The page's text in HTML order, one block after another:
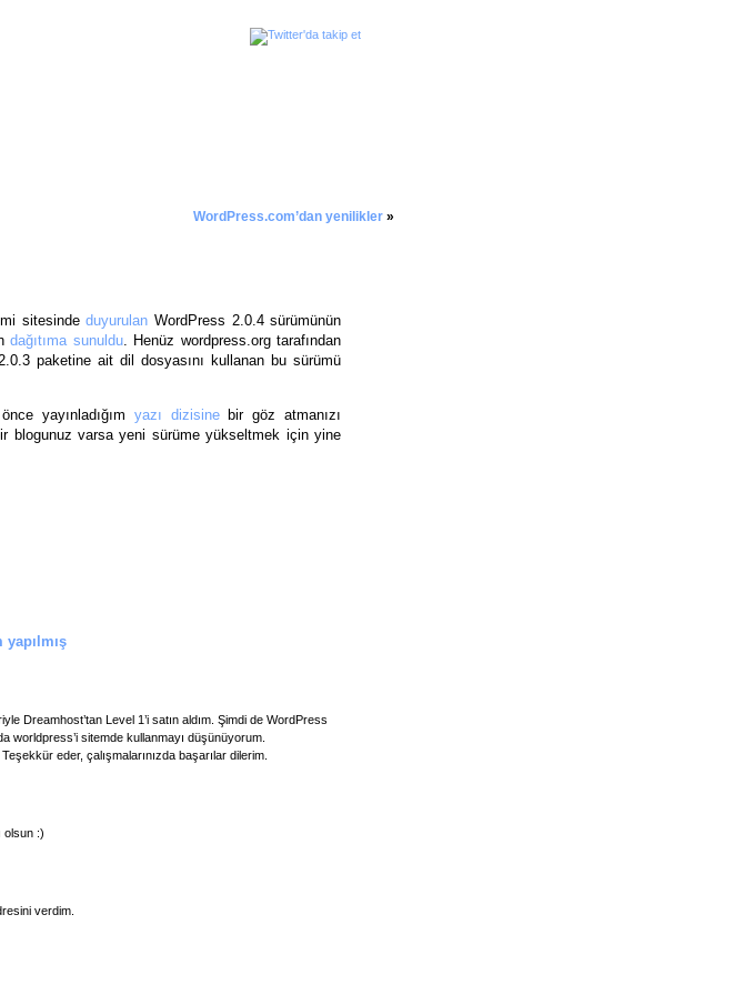
WordPress.com’dan yenilikler »
sitesindeduyurulan WordPress 2.0.4 sürümünün
dağıtıma sunuldu. Henüz wordpress.org tarafından
paketine ait dil dosyasını kullanan bu sürümü
yayınladığım yazı dizisinebir göz atmanızı
blogunuz varsa yeni sürüme yükseltmek için yine
yapılmış
Dreamhost’tan Level 1’i satın aldım. Şimdi de WordPress
worldpress’i sitemde kullanmayı düşünüyorum.
eder, çalışmalarınızda başarılar dilerim.
olsun :)
verdim.